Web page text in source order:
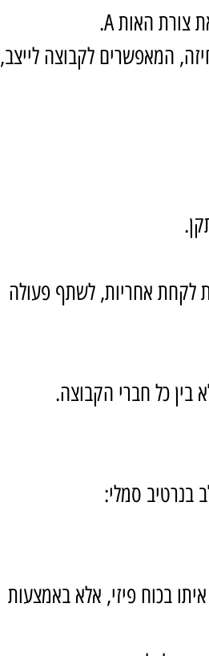
המאפשרים לקבוצה לייצב,
לקחת אחריות, לשתף פעולה
בין כל חברי הקבוצה.
בנרטיב סמלי:
בכוח פיזי, אלא באמצעות